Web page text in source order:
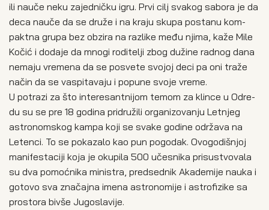
ili nau­če neku zajed­nič­ku igru. Prvi cilj sva­kog sabo­ra je da
deca nau­če da se dru­že i na kra­ju sku­pa posta­nu kom­
pakt­na gru­pa bez obzi­ra na raz­li­ke među njima, kaže Mile
Kočić i doda­je da mno­gi rodi­te­lji zbog duži­ne rad­nog dana
nema­ju vre­me­na da se posve­te svo­joj deci pa oni tra­že
način da se vas­pi­ta­va­ju i popu­ne svo­je vre­me.
U potra­zi za što inte­re­sant­ni­jom temom za klin­ce u Odre­
du su se pre 18 godi­na pri­dru­ži­li orga­ni­zo­va­nju Let­njeg
astro­nom­skog kam­pa koji se sva­ke godi­ne odr­ža­va na
Leten­ci. To se poka­za­lo kao pun pogo­dak. Ovo­go­di­šnjoj
mani­fe­sta­ci­ji koja je oku­pi­la 500 uče­sni­ka pri­su­stvo­va­la
su dva pomoć­ni­ka mini­stra, pred­sed­nik Aka­de­mi­je nau­ka i
goto­vo sva zna­čaj­na ime­na astro­no­mi­je i astro­fi­zi­ke sa
pro­sto­ra biv­še Jugo­sla­vi­je.